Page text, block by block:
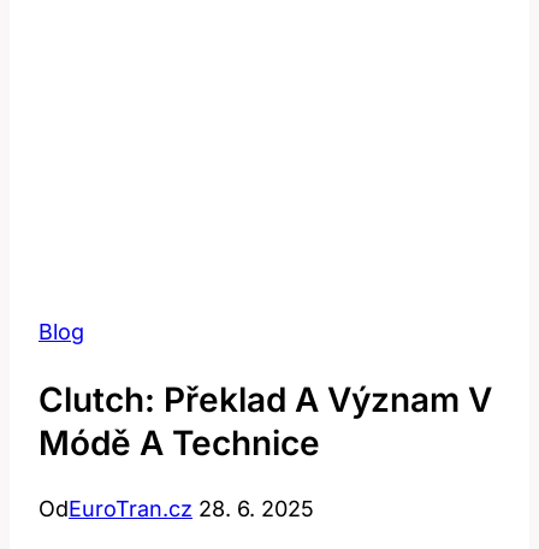
Blog
Clutch: Překlad A Význam V
Módě A Technice
OdEuroTran.cz 28. 6. 2025